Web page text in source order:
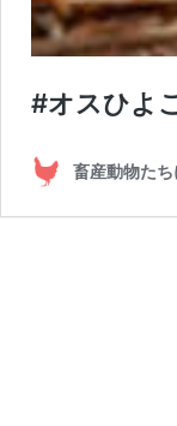
#オスひよ
畜産動物た